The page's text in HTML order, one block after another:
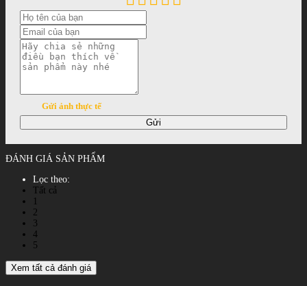
Gửi ảnh thực tế
Gửi
ĐÁNH GIÁ SẢN PHẨM
Lọc theo:
Tất cả
2
3
4
5
Xem tất cả đánh giá